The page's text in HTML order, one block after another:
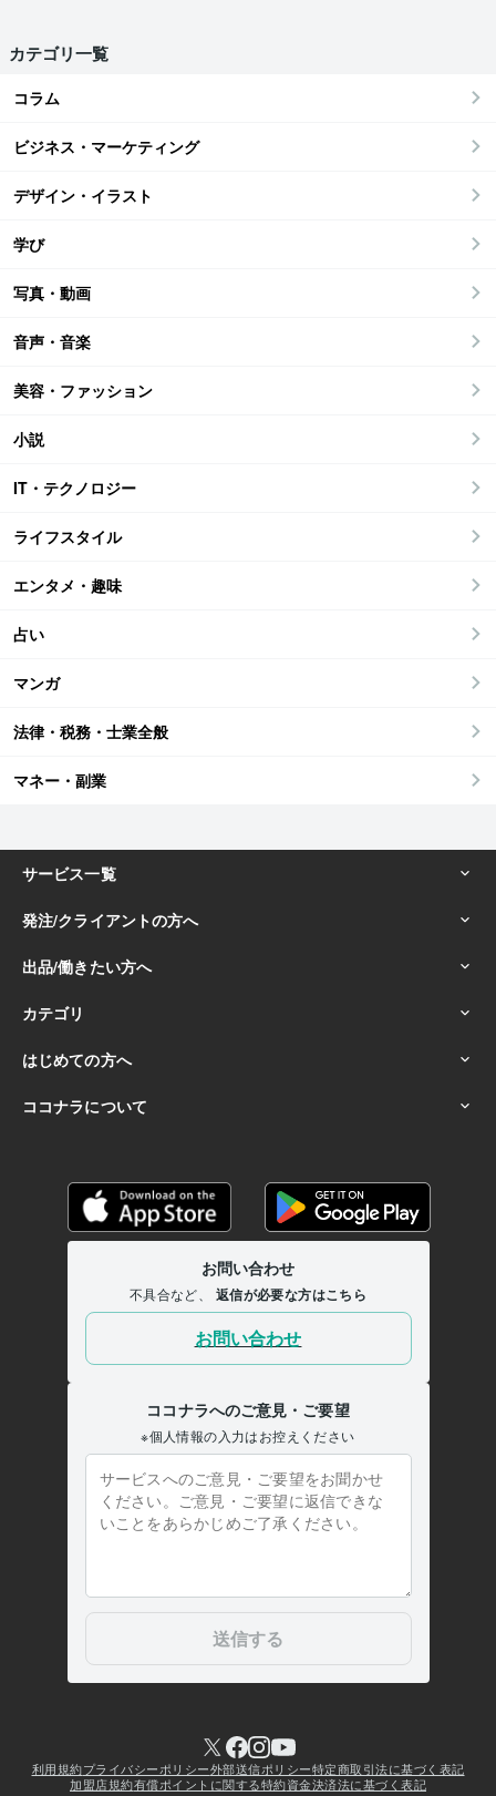
カテゴリ一覧
コラム
ビジネス・マーケティング
デザイン・イラスト
学び
写真・動画
音声・音楽
美容・ファッション
小説
IT・テクノロジー
ライフスタイル
エンタメ・趣味
占い
マンガ
法律・税務・士業全般
マネー・副業